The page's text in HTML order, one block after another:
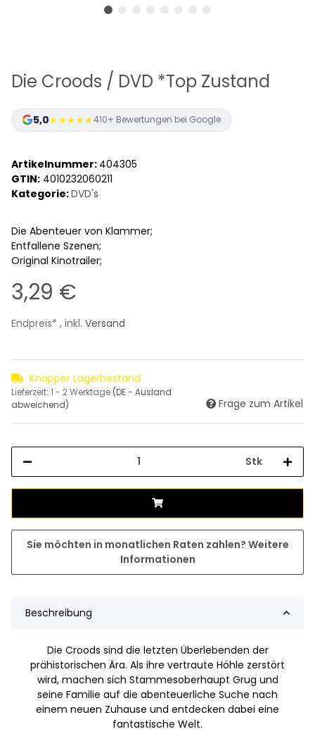
Die Croods / DVD *Top Zustand
5,0★★★★★410+ Bewertungen bei Google
Artikelnummer: 404305
GTIN: 4010232060211
Kategorie:DVD's
Die Abenteuer von Klammer;
Entfallene Szenen;
Original Kinotrailer;
3,29 €
Endpreis* , inkl. Versand
Knapper Lagerbestand
Lieferzeit: 1 - 2 Werktage (DE - Ausland
abweichend)
Frage zum Artikel
Stk
Sie möchten in monatlichen Raten zahlen? Weitere
Informationen
Beschreibung
Die Croods sind die letzten Überlebenden der
prähistorischen Ära. Als ihre vertraute Höhle zerstört
wird, machen sich Stammesoberhaupt Grug und
seine Familie auf die abenteuerliche Suche nach
einem neuen Zuhause und entdecken dabei eine
fantastische Welt.